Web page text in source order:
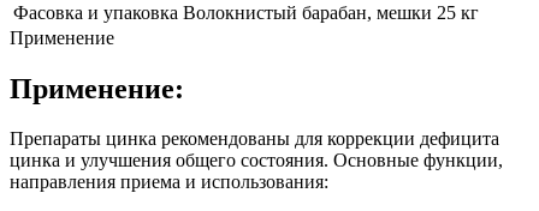
Фасовка и упаковка Волокнистый барабан, мешки 25 кг
Применение
Применение:
Препараты цинка рекомендованы для коррекции дефицита
цинка и улучшения общего состояния. Основные функции,
направления приема и использования: